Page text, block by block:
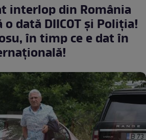
interlop din România
dată DIICOT şi Poliţia!
în timp ce e dat în